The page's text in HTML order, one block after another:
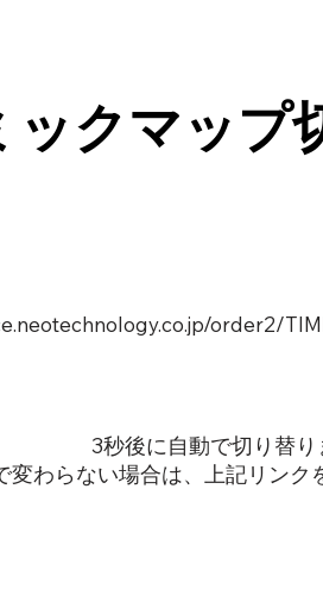
ックマップ
order2/
3秒後に自動で切り替り
変わらない場合は、上記リンク